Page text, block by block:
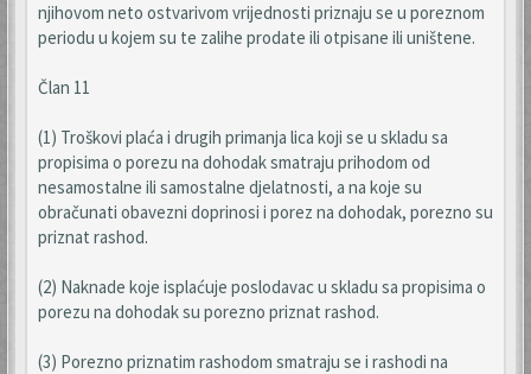
njihovom neto ostvarivom vrijednosti priznaju se u poreznom
periodu u kojem su te zalihe prodate ili otpisane ili uništene.
Član 11
(1) Troškovi plaća i drugih primanja lica koji se u skladu sa
propisima o porezu na dohodak smatraju prihodom od
nesamostalne ili samostalne djelatnosti, a na koje su
obračunati obavezni doprinosi i porez na dohodak, porezno su
priznat rashod.
(2) Naknade koje isplaćuje poslodavac u skladu sa propisima o
porezu na dohodak su porezno priznat rashod.
(3) Porezno priznatim rashodom smatraju se i rashodi na